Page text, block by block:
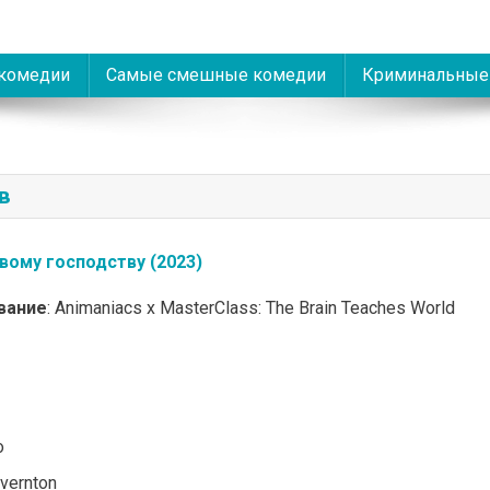
Самые смешные комедии
господству (2023)
: Animaniacs x MasterClass: The Brain Teaches World